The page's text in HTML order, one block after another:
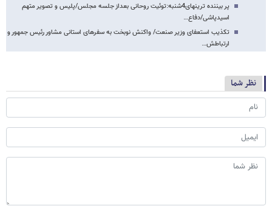
پر بیننده ترینهای4شنبه:توئیت روحانی بعداز جلسه مجلس/پلیس و تصویر متهم
اسیدپاشی/دفاع…
تکذیب استعفای وزیر صنعت/ واکنش نوبخت به سفرهای استانی مشاور رئیس جمهور و
ارتباطش…
نظر شما